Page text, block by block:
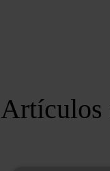
Artículos